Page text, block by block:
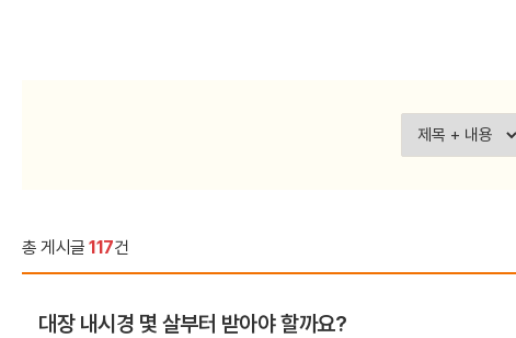
검색
총 게시글117건
대장 내시경 몇 살부터 받아야 할까요?